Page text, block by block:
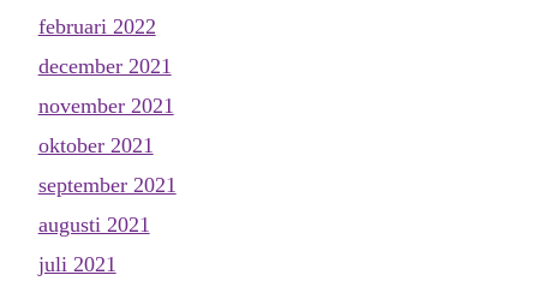
februari 2022
december 2021
november 2021
oktober 2021
september 2021
augusti 2021
juli 2021